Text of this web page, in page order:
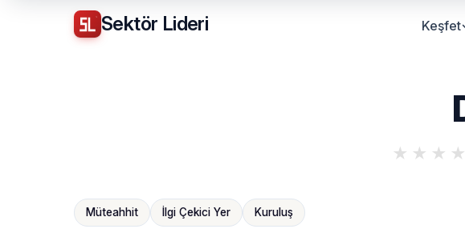
Sektör Lideri Keşfet
Müteahhit İlgi Çekici Yer Kuruluş